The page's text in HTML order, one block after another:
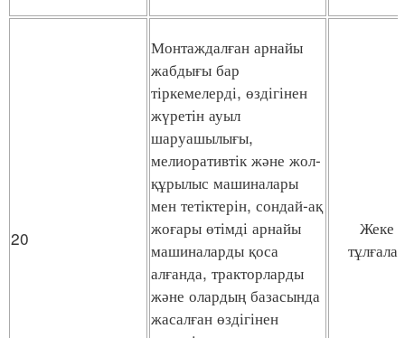
20
Монтаждалған арнайы
жабдығы бар
тіркемелерді, өздігінен
жүретін ауыл
шаруашылығы,
мелиоративтік және жол-
құрылыс машиналары
мен тетіктерін, сондай-ақ
жоғары өтімді арнайы
машиналарды қоса
алғанда, тракторларды
және олардың базасында
жасалған өздігінен
Жеке
тұлғалар